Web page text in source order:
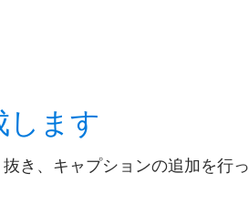
します
き、キャプションの追加を行っ